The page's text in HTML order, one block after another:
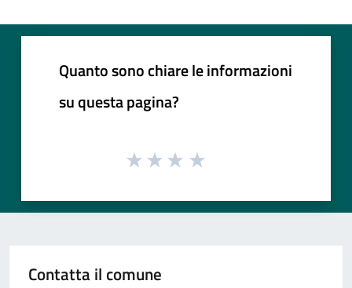
Quanto sono chiare le informazioni
su questa pagina?
Contatta il comune